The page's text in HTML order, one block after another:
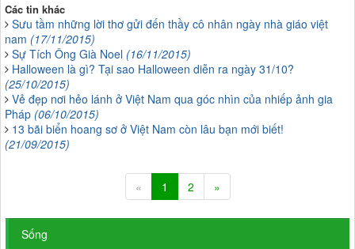
Các tin khác
Sưu tầm những lời thơ gửi đến thầy cô nhân ngày nhà giáo việt
nam (17/11/2015)
Sự Tích Ông Già Noel (16/11/2015)
Halloween là gì? Tại sao Halloween diễn ra ngày 31/10?
(25/10/2015)
Vẻ đẹp nơi hẻo lánh ở Việt Nam qua góc nhìn của nhiếp ảnh gia
Pháp (06/10/2015)
13 bãi biển hoang sơ ở Việt Nam còn lâu bạn mới biết!
(21/09/2015)
« 1 2 »
Sống